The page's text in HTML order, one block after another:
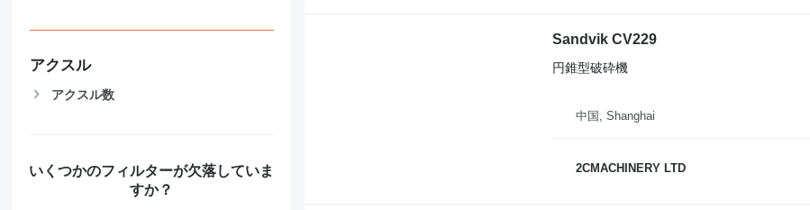
アクスル
アクスル数
いくつかのフィルターが欠落していま
すか？
Sandvik CV229
円錐型破砕機
中国, Shanghai
2CMACHINERY LTD